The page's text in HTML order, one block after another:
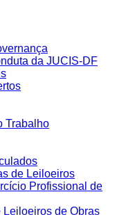
da JUCIS-DF
Trabalho
de Leiloeiros
Profissional de
Leiloeiros de Obras